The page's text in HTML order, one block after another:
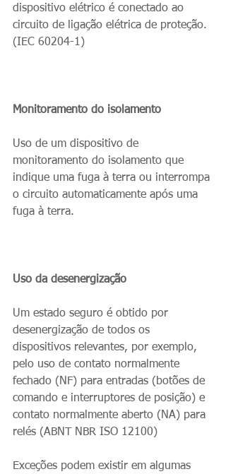
dispositivo elétrico é conectado ao
circuito de ligação elétrica de proteção.
(IEC 60204-1)
Monitoramento do isolamento
Uso de um dispositivo de
monitoramento do isolamento que
indique uma fuga à terra ou interrompa
o circuito automaticamente após uma
fuga à terra.
Uso da desenergização
Um estado seguro é obtido por
desenergização de todos os
dispositivos relevantes, por exemplo,
pelo uso de contato normalmente
fechado (NF) para entradas (botões de
comando e interruptores de posição) e
contato normalmente aberto (NA) para
relés (ABNT NBR ISO 12100)
Exceções podem existir em algumas